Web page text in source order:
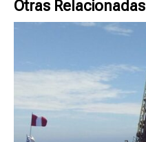
Otras Relacionadas